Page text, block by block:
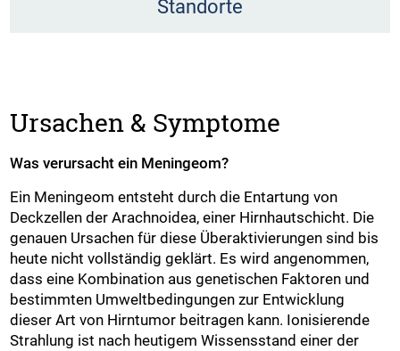
Standorte
Ursachen & Symptome
Was verursacht ein Meningeom?
Ein Meningeom entsteht durch die Entartung von
Deckzellen der Arachnoidea, einer Hirnhautschicht. Die
genauen Ursachen für diese Überaktivierungen sind bis
heute nicht vollständig geklärt. Es wird angenommen,
dass eine Kombination aus genetischen Faktoren und
bestimmten Umweltbedingungen zur Entwicklung
dieser Art von Hirntumor beitragen kann. Ionisierende
Strahlung ist nach heutigem Wissensstand einer der